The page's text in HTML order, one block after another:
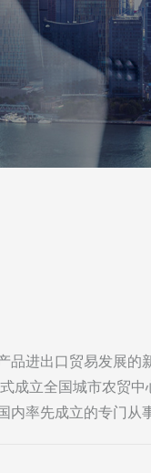
品进出口贸易发展
成立全国城市农贸
内率先成立的专门从